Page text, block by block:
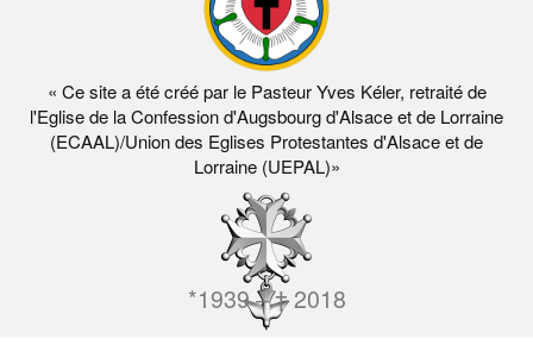
« Ce site a été créé par le Pasteur Yves Kéler, retraité de
l'Eglise de la Confession d'Augsbourg d'Alsace et de Lorraine
(ECAAL)/Union des Eglises Protestantes d'Alsace et de
Lorraine (UEPAL)»
*1939 – † 2018